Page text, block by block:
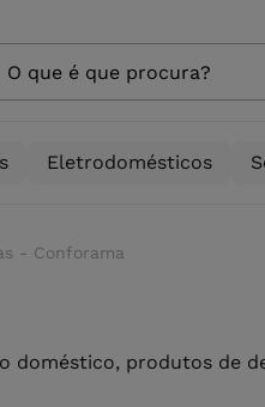
Eletrodomésticos
- Conforama
doméstico, produtos de